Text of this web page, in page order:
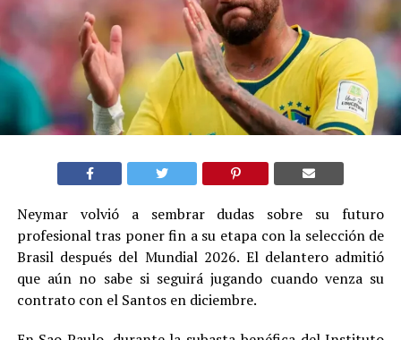
Neymar volvió a sembrar dudas sobre su futuro
profesional tras poner fin a su etapa con la selección de
Brasil después del Mundial 2026. El delantero admitió
que aún no sabe si seguirá jugando cuando venza su
contrato con el Santos en diciembre.